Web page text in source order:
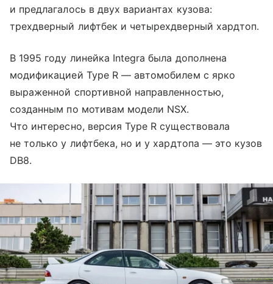
и предлагалось в двух вариантах кузова:
трехдверный лифтбек и четырехдверный хардтоп.
В 1995 году линейка Integra была дополнена
модификацией Type R — автомобилем с ярко
выраженной спортивной направленностью,
созданным по мотивам модели NSX.
Что интересно, версия Type R существовала
не только у лифтбека, но и у хардтопа — это кузов
DB8.